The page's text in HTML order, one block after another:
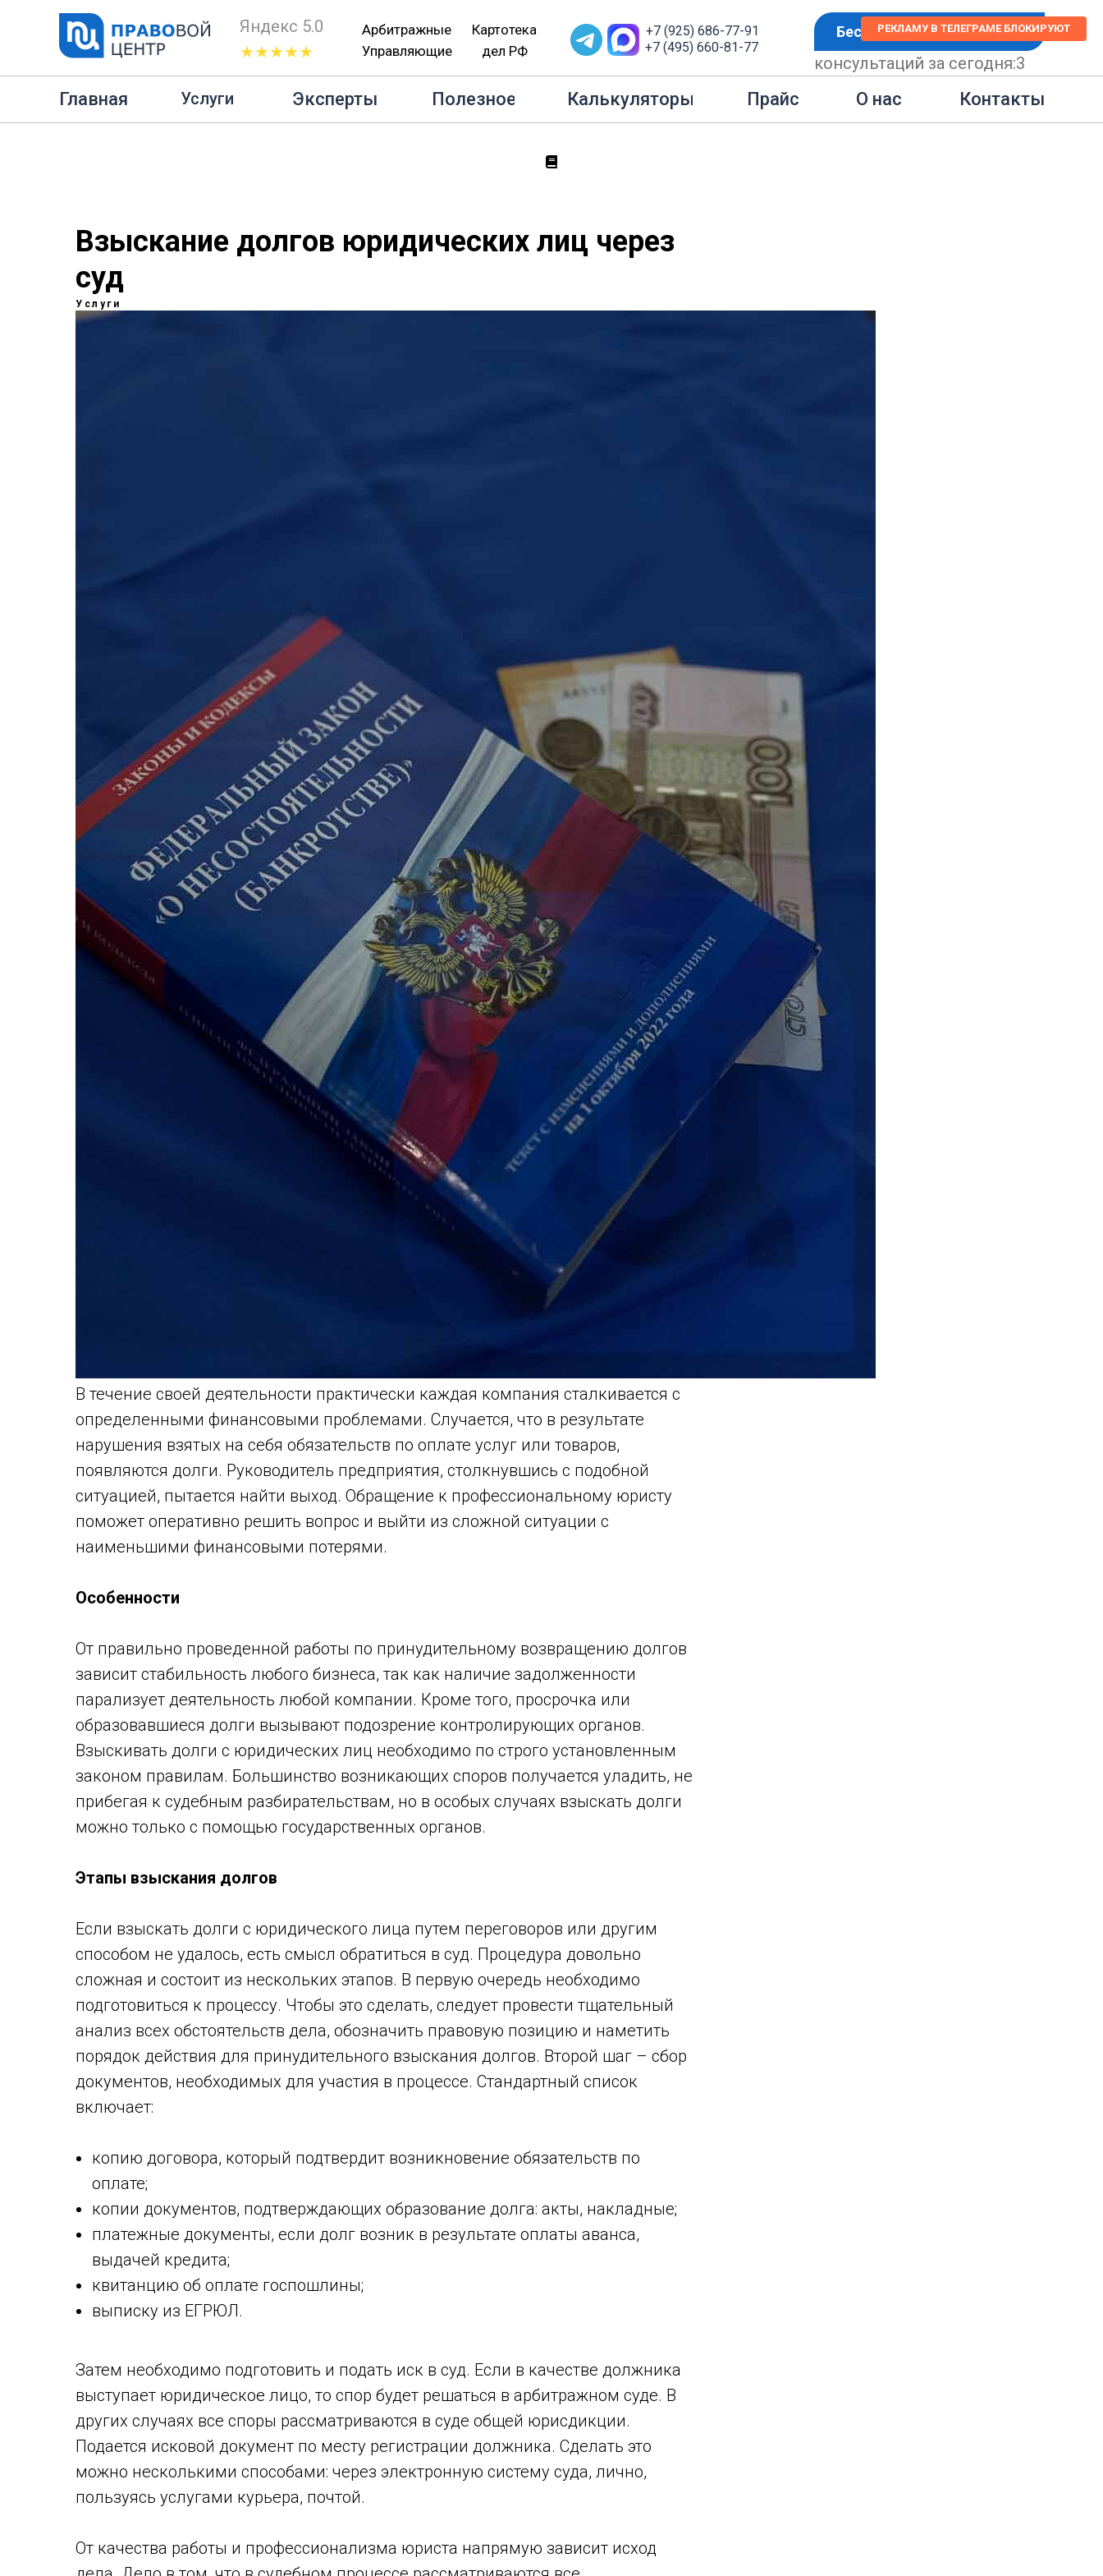
+7 (925) 686-77-91
+7 (495) 660-81-77
Эксперты О нас
Полезное
Главная Услуги Прайс
Калькуляторы Контакты
Арбитражные
Управляющие
Картотека
дел РФ
Бесплатная консультация
Яндекс 5.0
★★★★★
консультаций за сегодня:3
Взыскание долгов юридических лиц через
суд
Услуги
В течение своей деятельности практически каждая компания сталкивается с
определенными финансовыми проблемами. Случается, что в результате
нарушения взятых на себя обязательств по оплате услуг или товаров,
появляются долги. Руководитель предприятия, столкнувшись с подобной
ситуацией, пытается найти выход. Обращение к профессиональному юристу
поможет оперативно решить вопрос и выйти из сложной ситуации с
наименьшими финансовыми потерями.
Особенности
От правильно проведенной работы по принудительному возвращению долгов
зависит стабильность любого бизнеса, так как наличие задолженности
парализует деятельность любой компании. Кроме того, просрочка или
образовавшиеся долги вызывают подозрение контролирующих органов.
Взыскивать долги с юридических лиц необходимо по строго установленным
законом правилам. Большинство возникающих споров получается уладить, не
прибегая к судебным разбирательствам, но в особых случаях взыскать долги
можно только с помощью государственных органов.
Этапы взыскания долгов
Если взыскать долги с юридического лица путем переговоров или другим
способом не удалось, есть смысл обратиться в суд. Процедура довольно
сложная и состоит из нескольких этапов. В первую очередь необходимо
подготовиться к процессу. Чтобы это сделать, следует провести тщательный
анализ всех обстоятельств дела, обозначить правовую позицию и наметить
порядок действия для принудительного взыскания долгов. Второй шаг – сбор
документов, необходимых для участия в процессе. Стандартный список
включает:
копию договора, который подтвердит возникновение обязательств по
оплате;
копии документов, подтверждающих образование долга: акты, накладные;
платежные документы, если долг возник в результате оплаты аванса,
выдачей кредита;
квитанцию об оплате госпошлины;
выписку из ЕГРЮЛ.
Затем необходимо подготовить и подать иск в суд. Если в качестве должника
выступает юридическое лицо, то спор будет решаться в арбитражном суде. В
других случаях все споры рассматриваются в суде общей юрисдикции.
Подается исковой документ по месту регистрации должника. Сделать это
можно несколькими способами: через электронную систему суда, лично,
пользуясь услугами курьера, почтой.
От качества работы и профессионализма юриста напрямую зависит исход
РЕКЛАМУ В ТЕЛЕГРАМЕ БЛОКИРУЮТ